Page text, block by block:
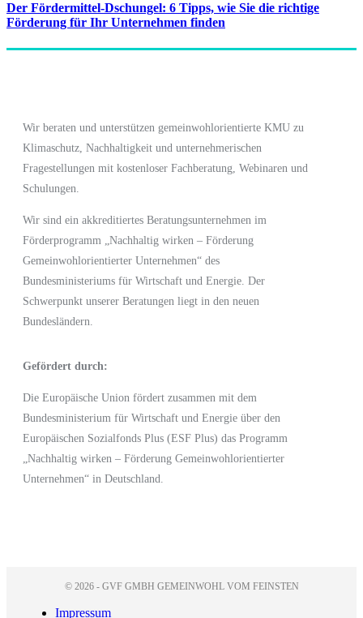
Der Fördermittel-Dschungel: 6 Tipps, wie Sie die richtige
Förderung für Ihr Unternehmen finden
Wir beraten und unterstützen gemeinwohlorientierte KMU zu
Klimaschutz, Nachhaltigkeit und unternehmerischen
Fragestellungen mit kostenloser Fachberatung, Webinaren und
Schulungen.
Wir sind ein akkreditiertes Beratungsunternehmen im
Förderprogramm
„Nachhaltig wirken – Förderung
Gemeinwohlorientierter Unternehmen“ des
Bundesministeriums für Wirtschaft und Energie. Der
Schwerpunkt unserer Beratungen liegt in den neuen
Bundesländern.
Gefördert durch:
Die Europäische Union fördert zusammen mit dem
Bundesministerium für Wirtschaft und Energie über den
Europäischen Sozialfonds Plus (ESF Plus) das Programm
„Nachhaltig wirken – Förderung Gemeinwohlorientierter
Unternehmen“ in Deutschland.
© 2026 - GVF GMBH GEMEINWOHL VOM FEINSTEN
Impressum